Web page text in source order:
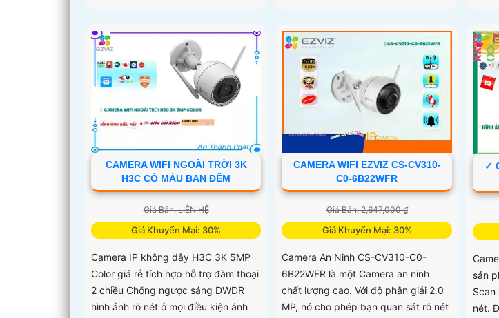
CAMERA WIFI NGOÀI TRỜI 3K
H3C CÓ MÀU BAN ĐÊM
Giá Bán: LIÊN HỆ
Giá Khuyến Mại: 30%
Camera IP không dây H3C 3K 5MP
Color giá rẻ tích hợp hỗ trợ đàm thoại
2 chiều Chống ngược sáng DWDR
hình ảnh rõ nét ở mọi điều kiện ánh
CAMERA WIFI EZVIZ CS-CV310-
C0-6B22WFR
Giá Bán: 2,647,000 ₫
Giá Khuyến Mại: 30%
Camera An Ninh CS-CV310-C0-
6B22WFR là một Camera an ninh
chất lượng cao. Với độ phân giải 2.0
MP, nó cho phép bạn quan sát rõ nét
✓
sản
Scan
nét.